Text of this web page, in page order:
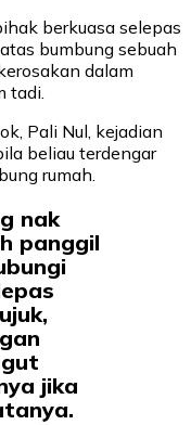
berkuasa selepas
bumbung sebuah
dalam
tadi.
Pali Nul, kejadian
beliau terdengar
rumah.
nak
panggil
jika